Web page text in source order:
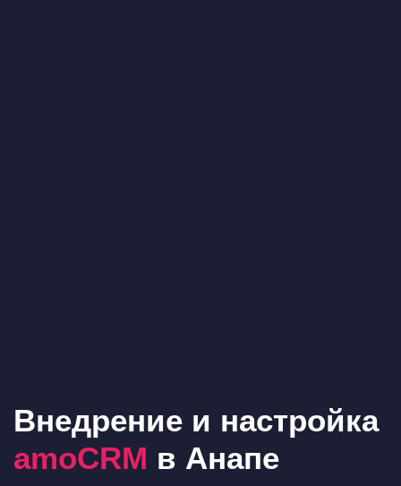
Внедрение и настройка
amoCRM в Анапе